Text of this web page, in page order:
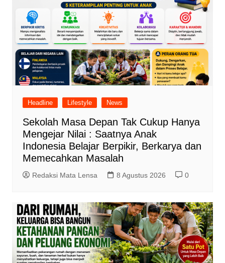
Headline Lifestyle News
Sekolah Masa Depan Tak Cukup Hanya
Mengejar Nilai : Saatnya Anak
Indonesia Belajar Berpikir, Berkarya dan
Memecahkan Masalah
Redaksi Mata Lensa 8 Agustus 2026 0